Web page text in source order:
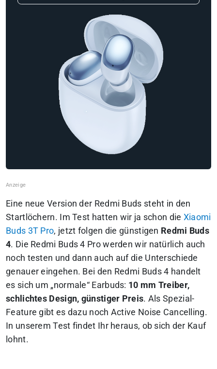
Eine neue Version der Redmi Buds steht in den
Startlöchern. Im Test hatten wir ja schon die Xiaomi
Buds 3T Pro, jetzt folgen die günstigen Redmi Buds
4. Die Redmi Buds 4 Pro werden wir natürlich auch
noch testen und dann auch auf die Unterschiede
genauer eingehen. Bei den Redmi Buds 4 handelt
es sich um „normale“ Earbuds: 10 mm Treiber,
schlichtes Design, günstiger Preis. Als Spezial-
Feature gibt es dazu noch Active Noise Cancelling.
In unserem Test findet Ihr heraus, ob sich der Kauf
lohnt.